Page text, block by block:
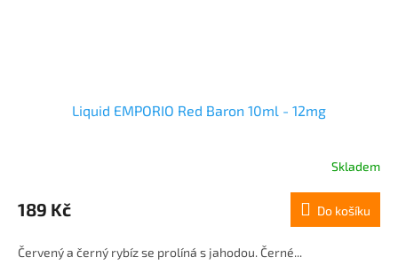
Liquid EMPORIO Red Baron 10ml - 12mg
Skladem
189 Kč Do košíku
Červený a černý rybíz se prolíná s jahodou. Černé...